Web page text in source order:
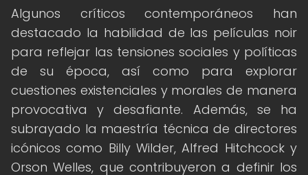
Algunos críticos contemporáneos han
destacado la habilidad de las películas noir
para reflejar las tensiones sociales y políticas
de su época, así como para explorar
cuestiones existenciales y morales de manera
provocativa y desafiante. Además, se ha
subrayado la maestría técnica de directores
icónicos como Billy Wilder, Alfred Hitchcock y
Orson Welles, que contribuyeron a definir los